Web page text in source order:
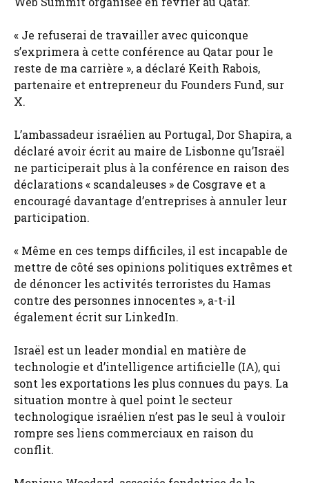
« Je refuserai de travailler avec quiconque
s’exprimera à cette conférence au Qatar pour le
reste de ma carrière », a déclaré Keith Rabois,
partenaire et entrepreneur du Founders Fund, sur
X.
L’ambassadeur israélien au Portugal, Dor Shapira, a
déclaré avoir écrit au maire de Lisbonne qu’Israël
ne participerait plus à la conférence en raison des
déclarations « scandaleuses » de Cosgrave et a
encouragé davantage d’entreprises à annuler leur
participation.
« Même en ces temps difficiles, il est incapable de
mettre de côté ses opinions politiques extrêmes et
de dénoncer les activités terroristes du Hamas
contre des personnes innocentes », a-t-il
également écrit sur LinkedIn.
Israël est un leader mondial en matière de
technologie et d’intelligence artificielle (IA), qui
sont les exportations les plus connues du pays. La
situation montre à quel point le secteur
technologique israélien n’est pas le seul à vouloir
rompre ses liens commerciaux en raison du
conflit.